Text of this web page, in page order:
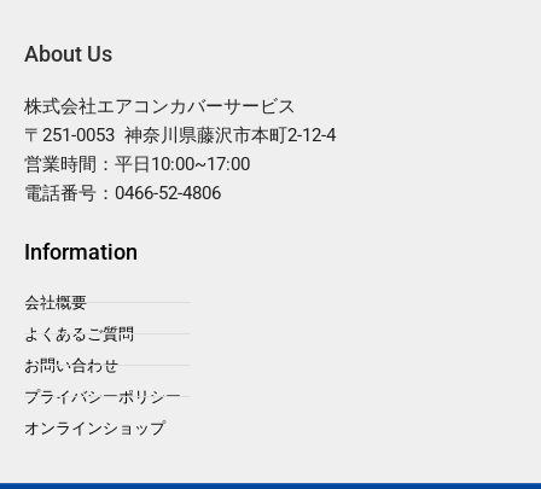
About Us
株式会社エアコンカバーサービス
〒251-0053 神奈川県藤沢市本町2-12-4
営業時間：平日10:00~17:00
電話番号：0466-52-4806
Information
会社概要
よくあるご質問
お問い合わせ
プライバシーポリシー
オンラインショップ